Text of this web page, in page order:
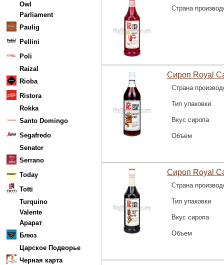
Owl
Parliament
Paulig
Pellini
Poli
Raizal
Rioba
Ristora
Rokka
Santo Domingo
Segafredo
Senator
Serrano
Today
Totti
Turquino
Valente
Арарат
Блюз
Царское Подворье
Черная карта
Страна
Сироп Royal
Страна
Тип упаковки
Вкус сиропа
Объем
Сироп Royal
Страна
Тип упаковки
Вкус сиропа
Объем